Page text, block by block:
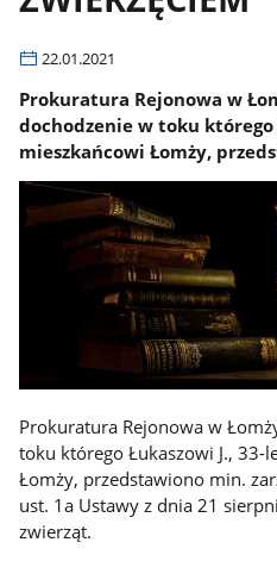
22.01.2021
Prokuratura Rejonowa w
dochodzenie w toku
mieszkańcowi Łomży,
Prokuratura Rejonowa w
toku którego Łukaszowi J., 33-
Łomży, przedstawiono min.
ust. 1a Ustawy z dnia 21
zwierząt.